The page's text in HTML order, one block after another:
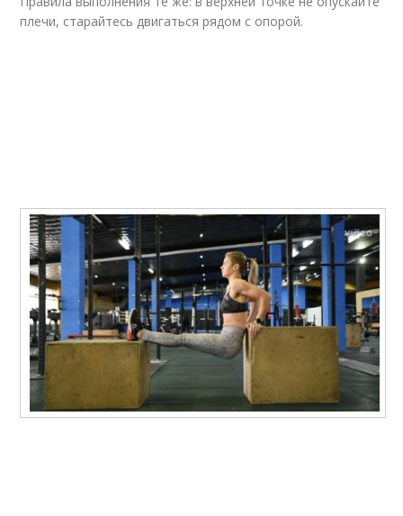
плечи, старайтесь двигаться рядом с опорой.